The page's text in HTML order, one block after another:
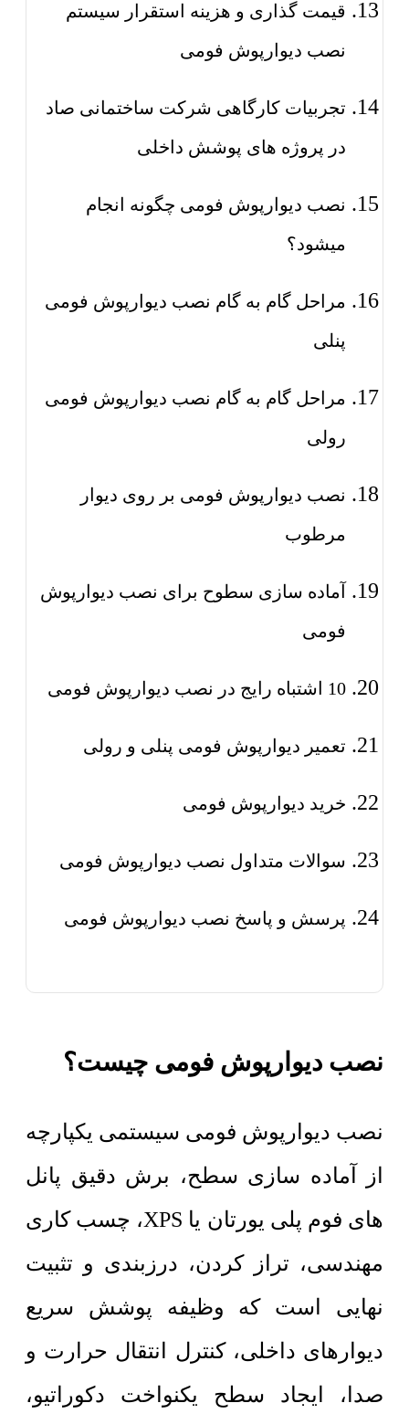
قیمت گذاری و هزینه استقرار سیستم
نصب دیوارپوش فومی
تجربیات کارگاهی شرکت ساختمانی صاد
در پروژه های پوشش داخلی
نصب دیوارپوش فومی چگونه انجام
میشود؟
مراحل گام به گام نصب دیوارپوش فومی
پنلی
مراحل گام به گام نصب دیوارپوش فومی
رولی
نصب دیوارپوش فومی بر روی دیوار
مرطوب
آماده سازی سطوح برای نصب دیوارپوش
فومی
10 اشتباه رایج در نصب دیوارپوش فومی
تعمیر دیوارپوش فومی پنلی و رولی
خرید دیوارپوش فومی
سوالات متداول نصب دیوارپوش فومی
پرسش و پاسخ نصب دیوارپوش فومی
نصب دیوارپوش فومی چیست؟
نصب دیوارپوش فومی سیستمی یکپارچه
از آماده سازی سطح، برش دقیق پانل
های فوم پلی یورتان یا XPS، چسب کاری
مهندسی، تراز کردن، درزبندی و تثبیت
نهایی است که وظیفه پوشش سریع
دیوارهای داخلی، کنترل انتقال حرارت و
صدا، ایجاد سطح یکنواخت دکوراتیو،